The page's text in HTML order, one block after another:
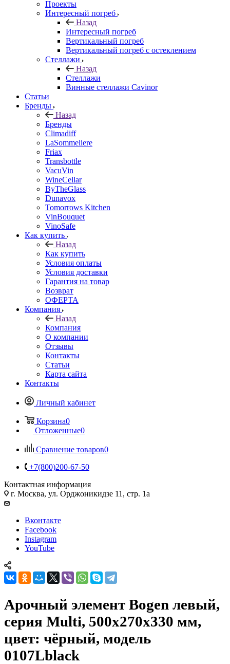
Проекты
Интересный погреб
Назад
Интересный погреб
Вертикальный погреб
Вертикальный погреб с остеклением
Стеллажи
Назад
Стеллажи
Винные стеллажи Cavinor
Статьи
Бренды
Назад
Бренды
Climadiff
LaSommeliere
Friax
Transbottle
VacuVin
WineCellar
ByTheGlass
Dunavox
Tomorrows Kitchen
VinBouquet
VinoSafe
Как купить
Назад
Как купить
Условия оплаты
Условия доставки
Гарантия на товар
Возврат
ОФЕРТА
Компания
Назад
Компания
О компании
Отзывы
Контакты
Статьи
Карта сайта
Контакты
Личный кабинет
Корзина0
Отложенные0
Сравнение товаров0
+7(800)200-67-50
Контактная информация
г. Москва, ул. Орджоникидзе 11, стр. 1а
Вконтакте
Facebook
Instagram
YouTube
Арочный элемент Bogen левый,
серия Multi, 500х270х330 мм,
цвет: чёрный, модель
0107Lblack